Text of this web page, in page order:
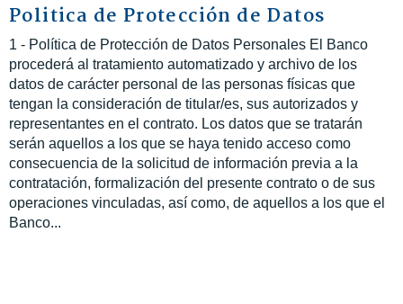
Politica de Protección de Datos
1 - Política de Protección de Datos Personales El Banco
procederá al tratamiento automatizado y archivo de los
datos de carácter personal de las personas físicas que
tengan la consideración de titular/es, sus autorizados y
representantes en el contrato. Los datos que se tratarán
serán aquellos a los que se haya tenido acceso como
consecuencia de la solicitud de información previa a la
contratación, formalización del presente contrato o de sus
operaciones vinculadas, así como, de aquellos a los que el
Banco...